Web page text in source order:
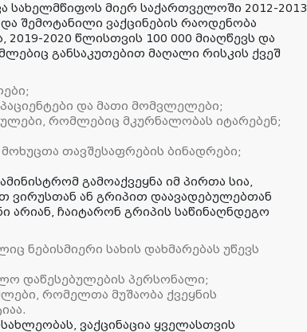
სახელმწიფოს მიერ საქართველოში 2012-2013
შემოტანილი ვაქცინების რაოდენობა
2020 წლისთვის 100 000 მიაღწევს და
განსაკუთებით მაღალი რისკის ქვეშ
და მათი მომვლელები;
რომლებიც მკურნალობას იტარებენ;
თავშესაფრების ბინადრები;
გამოაქვეყნა იმ პირთა სია,
ვირუსთან ან გრიპით დაავადებულებთან
არიან, ჩაიტარონ გრიპის საწინაღნდეგო
ნებისმიერი სახის დახმარებას უწევს
დაწესებულების პერსონალი;
რომელთა მუშაობა ქვეყნის
ვაქცინაცია ყველასთვის